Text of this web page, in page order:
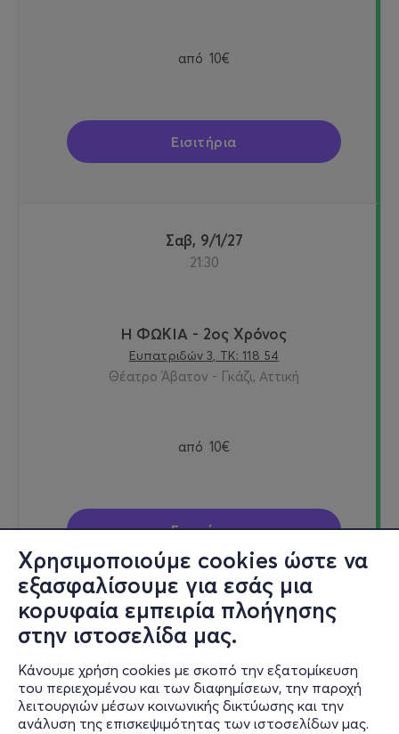
Χρησιμοποιούμε cookies ώστε να
εξασφαλίσουμε για εσάς μια
κορυφαία εμπειρία πλοήγησης
στην ιστοσελίδα μας.
Κάνουμε χρήση cookies με σκοπό την εξατομίκευση
του περιεχομένου και των διαφημίσεων, την παροχή
λειτουργιών μέσων κοινωνικής δικτύωσης και την
ανάλυση της επισκεψιμότητας των ιστοσελίδων μας.
από 10€
Εισιτήρια
Σαβ, 9/1/27
21:30
Η ΦΩΚΙΑ - 2ος Χρόνος
Ευπατριδών 3, ΤΚ: 118 54
Θέατρο Άβατον - Γκάζι, Αττική
από 10€
Εισιτήρια
Σαβ, 16/1/27
21:30
Η ΦΩΚΙΑ - 2ος Χρόνος